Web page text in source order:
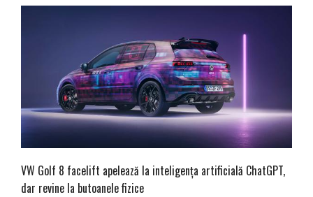
VW Golf 8 facelift apelează la inteligența artificială ChatGPT,
dar revine la butoanele fizice